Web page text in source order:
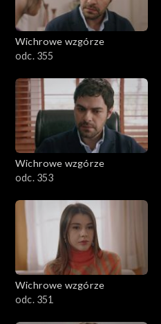
Wichrowe wzgórze
odc. 355
Wichrowe wzgórze
odc. 353
Wichrowe wzgórze
odc. 351